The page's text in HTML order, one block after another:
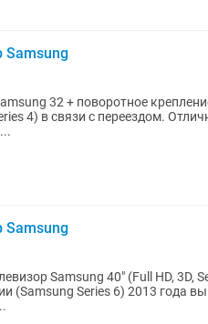
Samsung
+ поворотное крепление на стену Продам
4) в связи с переездом.
Samsung
40" (Full HD, 3D, Series 6) Продам надежный
(Samsung Series 6) 2013 года